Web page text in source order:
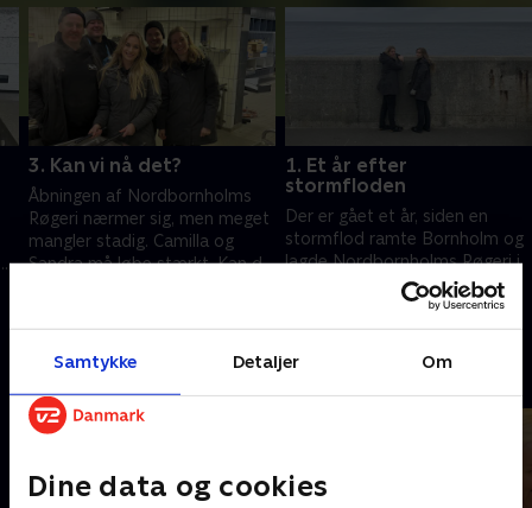
Samtykke Detaljer Om
Dine data og cookies
3. Kan vi nå det?
Åbningen af Nordbornholms
Røgeri nærmer sig, men meget
mangler stadig. Camilla og
Sandra må løbe stærkt. Kan de
1. Et år efter
stormfloden
Der er gået et år, siden en
stormflod ramte Bornholm og
lagde Nordbornholms Røgeri i
ruiner. TV 2/Bornholm
genbesøger nu Camilla, Sandra
og resten af røgeriet.
14. november 2024 • 23 min
Andre så også